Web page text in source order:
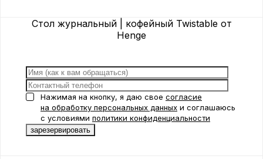
Стол журнальный | кофейный Twistable от
Henge
Нажимая на кнопку, я даю свое согласие
на обработку персональных данных и соглашаюсь
с условиями политики конфиденциальности